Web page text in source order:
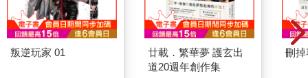
叛逆玩家 01
廿載．繁華夢 護玄出
道20週年創作集
刪